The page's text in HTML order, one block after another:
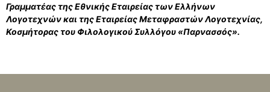
Γραμματέας της Εθνικής Εταιρείας των Ελλήνων
Λογοτεχνών και της Εταιρείας Μεταφραστών Λογοτεχνίας,
Κοσμήτορας του Φιλολογικού Συλλόγου «Παρνασσός».